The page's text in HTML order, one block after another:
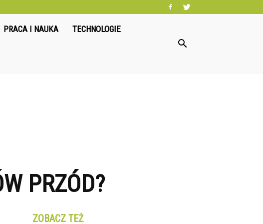
PRACA I NAUKA TECHNOLOGIE
PRZÓD?
ZOBACZ TEŻ